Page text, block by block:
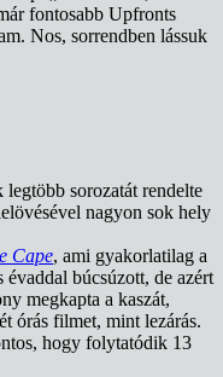
fontosabb Upfronts
Nos, sorrendben lássuk
sorozatát rendelte
nagyon sok hely
Cape, ami gyakorlatilag a
búcsúzott, de azért
megkapta a kaszát,
órás filmet, mint lezárás.
hogy folytatódik 13